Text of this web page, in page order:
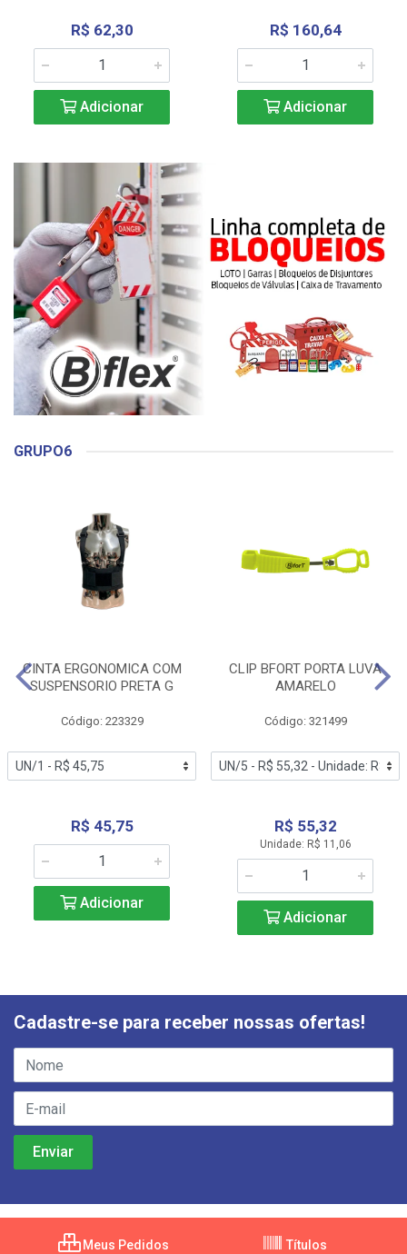
R$ 62,30
Adicionar
R$ 160,64
Adicionar
GRUPO6
CINTA ERGONOMICA COM
SUSPENSORIO PRETA G
Código: 223329
R$ 45,75
Adicionar
CLIP BFORT PORTA LUVA
AMARELO
Código: 321499
R$ 55,32
Unidade: R$ 11,06
Adicionar
Cadastre-se para receber nossas ofertas!
Meus Pedidos Títulos